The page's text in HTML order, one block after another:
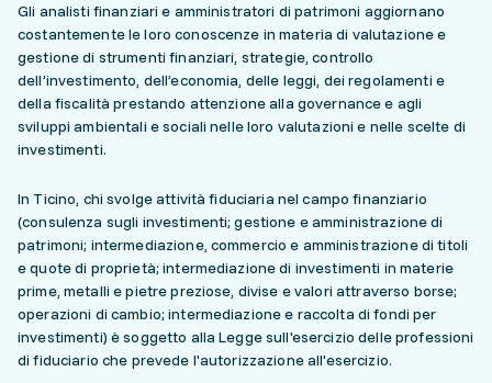
Gli analisti finanziari e amministratori di patrimoni aggiornano
costantemente le loro conoscenze in materia di valutazione e
gestione di strumenti finanziari, strategie, controllo
dell’investimento, dell’economia, delle leggi, dei regolamenti e
della fiscalità prestando attenzione alla governance e agli
sviluppi ambientali e sociali nelle loro valutazioni e nelle scelte di
investimenti.
In Ticino, chi svolge attività fiduciaria nel campo finanziario
(consulenza sugli investimenti; gestione e amministrazione di
patrimoni; intermediazione, commercio e amministrazione di titoli
e quote di proprietà; intermediazione di investimenti in materie
prime, metalli e pietre preziose, divise e valori attraverso borse;
operazioni di cambio; intermediazione e raccolta di fondi per
investimenti) è soggetto alla Legge sull'esercizio delle professioni
di fiduciario che prevede l'autorizzazione all'esercizio.